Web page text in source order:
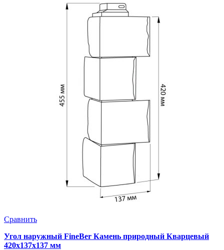
Сравнить
Угол наружный FineBer Камень природный Кварцевый
420х137х137 мм